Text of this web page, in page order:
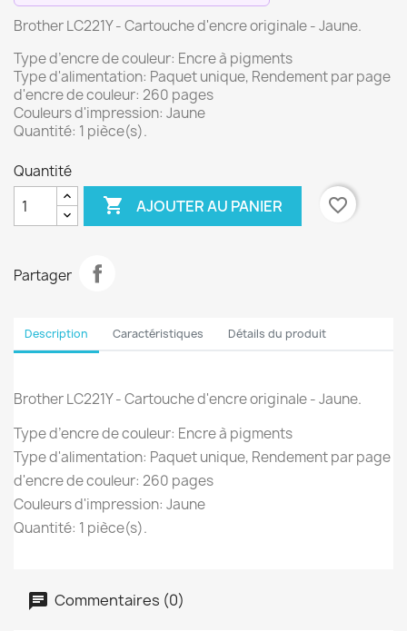
Brother LC221Y - Cartouche d'encre originale - Jaune.
Type d’encre de couleur: Encre à pigments
Type d'alimentation: Paquet unique, Rendement par page
d'encre de couleur: 260 pages
Couleurs d'impression: Jaune
Quantité: 1 pièce(s).
Quantité
 AJOUTER AU PANIER favorite_border
Partager
Description Caractéristiques Détails du produit
Brother LC221Y - Cartouche d'encre originale - Jaune.
Type d’encre de couleur: Encre à pigments
Type d'alimentation: Paquet unique, Rendement par page
d'encre de couleur: 260 pages
Couleurs d'impression: Jaune
Quantité: 1 pièce(s).
Commentaires (0)